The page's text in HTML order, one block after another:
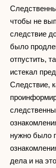
чтобы не
следствие
было
отпустить,
истекал
Следствие,
нужно было
дела и на